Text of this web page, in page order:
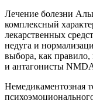
Лечение болезни
комплексный
лекарственных
недуга и
выбора, как
и антагонисты
Немедикаментозная